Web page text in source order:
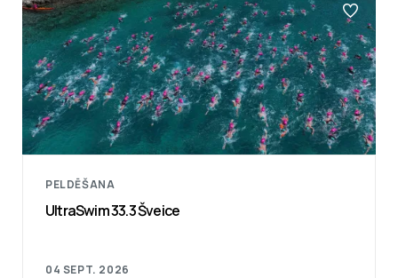
PELDĒŠANA
UltraSwim 33.3 Šveice
04 SEPT. 2026